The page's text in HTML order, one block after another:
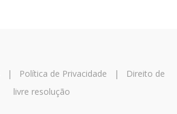
| Política de Privacidade |
Direito de
livre resolução